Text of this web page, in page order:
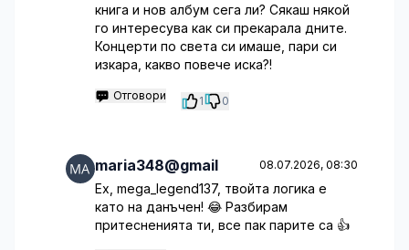
книга и нов албум сега ли? Сякаш някой
го интересува как си прекарала дните.
Концерти по света си имаше, пари си
изкара, какво повече иска?!
Отговори 1 0
maria348@gmail 08.07.2026, 08:30
Ех, mega_legend137, твойта логика е
като на данъчен! 😂 Разбирам
притесненията ти, все пак парите са 👍